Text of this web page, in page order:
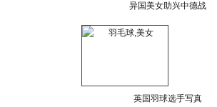
异国美女助兴中德战
英国羽球选手写真